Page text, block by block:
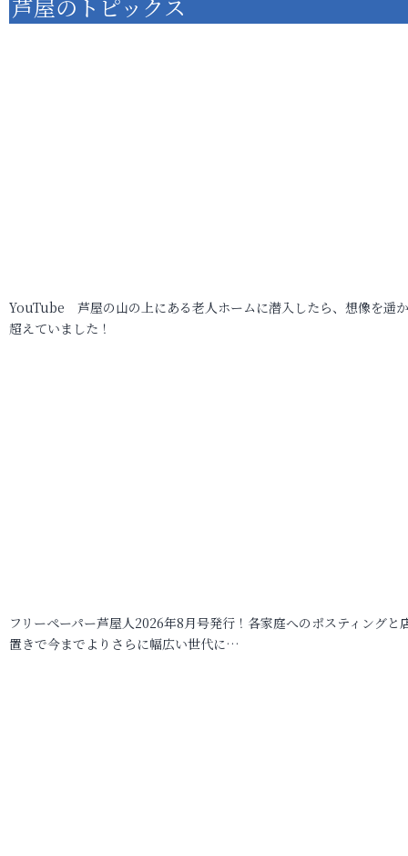
芦屋のトピックス
YouTube 芦屋の山の上にある老人ホームに潜入したら、想像を遥
超えていました！
フリーペーパー芦屋人2026年8月号発行！各家庭へのポスティングと
置きで今までよりさらに幅広い世代に…